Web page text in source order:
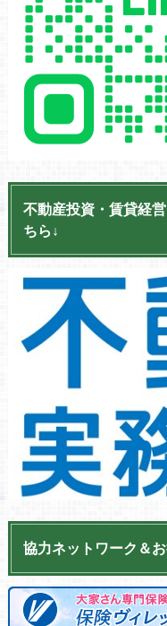
不動産投資・賃貸経
ちら↓
協力ネットワーク＆